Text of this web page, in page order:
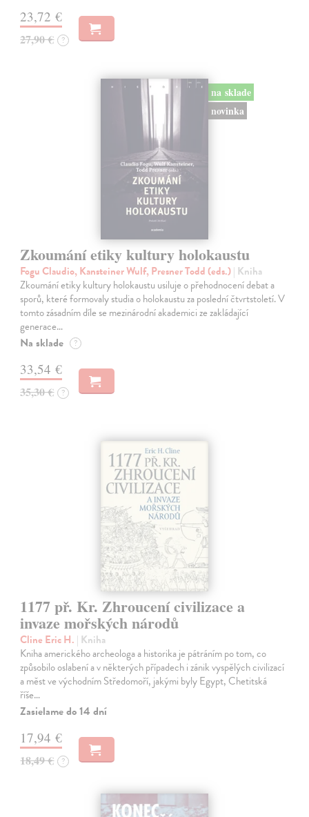
23,72 €
27,90 € ?
na sklade
novinka
Zkoumání etiky kultury holokaustu
Fogu Claudio, Kansteiner Wulf, Presner Todd (eds.)| Kniha
Zkoumání etiky kultury holokaustu usiluje o přehodnocení debat a
sporů, které formovaly studia o holokaustu za poslední čtvrtstoletí. V
tomto zásadním díle se mezinárodní akademici ze zakládající
generace…
Na sklade ?
33,54 €
35,30 € ?
1177 př. Kr. Zhroucení civilizace a
invaze mořských národů
Cline Eric H. | Kniha
Kniha amerického archeologa a historika je pátráním po tom, co
způsobilo oslabení a v některých případech i zánik vyspělých civilizací
a měst ve východním Středomoří, jakými byly Egypt, Chetitská
říše…
Zasielame do 14 dní
17,94 €
18,49 € ?